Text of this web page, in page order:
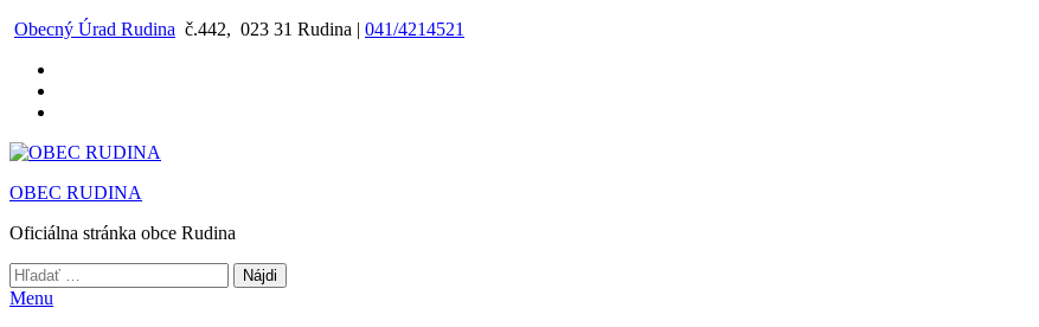
Preskočiť
obsah
Obecný Úrad Rudina č.442, 023 31 Rudina | 041/4214521
OBEC RUDINA
Oficiálna stránka obce Rudina
Hľadať:
Menu